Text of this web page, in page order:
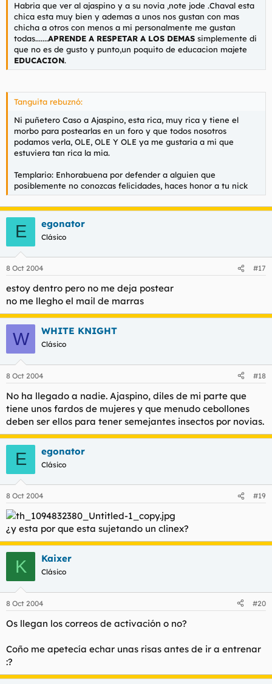
Habria que ver al ajaspino y a su novia ,note jode .Chaval esta
chica esta muy bien y ademas a unos nos gustan con mas
chicha a otros con menos a mi personalmente me gustan
todas.......APRENDE A RESPETAR A LOS DEMAS simplemente di
que no es de gusto y punto,un poquito de educacion majete
EDUCACION.
Tanguita rebuznó:
Ni puñetero Caso a Ajaspino, esta rica, muy rica y tiene el
morbo para postearlas en un foro y que todos nosotros
podamos verla, OLE, OLE Y OLE ya me gustaria a mi que
estuviera tan rica la mia.
Templario: Enhorabuena por defender a alguien que
posiblemente no conozcas felicidades, haces honor a tu nick
E egonator
Clásico
8 Oct 2004 #17
estoy dentro pero no me deja postear
no me llegho el mail de marras
W WHITE KNIGHT
Clásico
8 Oct 2004 #18
No ha llegado a nadie. Ajaspino, diles de mi parte que
tiene unos fardos de mujeres y que menudo cebollones
deben ser ellos para tener semejantes insectos por novias.
E egonator
Clásico
8 Oct 2004 #19
¿y esta por que esta sujetando un clinex?
K Kaixer
Clásico
8 Oct 2004 #20
Os llegan los correos de activación o no?
Coño me apetecía echar unas risas antes de ir a entrenar
:?